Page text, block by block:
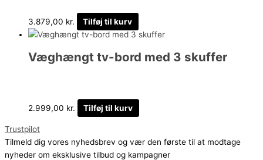
3.879,00 kr. Tilføj til kurv
Væghængt tv-bord med 3 skuffer
2.999,00 kr. Tilføj til kurv
Trustpilot
Tilmeld dig vores nyhedsbrev og vær den første til at modtage
nyheder om eksklusive tilbud og kampagner